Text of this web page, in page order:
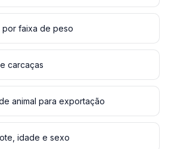
por faixa de peso
carcaças
animal para exportação
idade e sexo